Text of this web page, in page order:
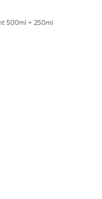
500ml + 250ml